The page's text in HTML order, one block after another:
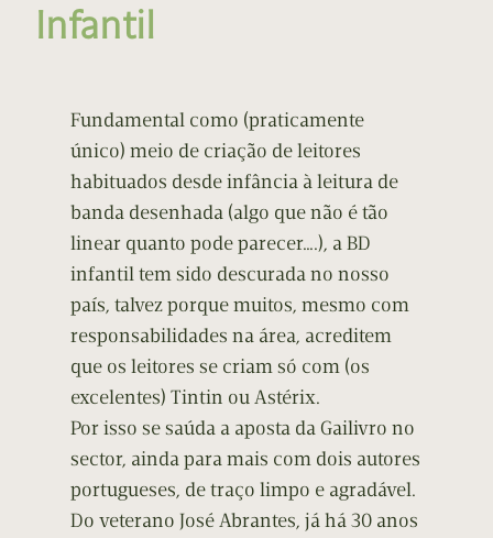
Infantil
Fundamental como (praticamente
único) meio de criação de leitores
habituados desde infância à leitura de
banda desenhada (algo que não é tão
linear quanto pode parecer….), a BD
infantil tem sido descurada no nosso
país, talvez porque muitos, mesmo com
responsabilidades na área, acreditem
que os leitores se criam só com (os
excelentes) Tintin ou Astérix.
Por isso se saúda a aposta da Gailivro no
sector, ainda para mais com dois autores
portugueses, de traço limpo e agradável.
Do veterano José Abrantes, já há 30 anos